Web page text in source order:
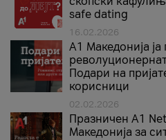
safe dating
16.02.2026
А1 Македонија ја
Подари на
корисници
02.02.2026
Празничен A1
Македонија за